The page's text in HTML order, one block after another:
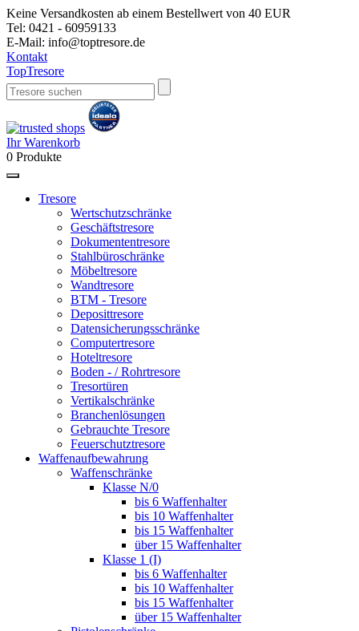
Keine Versandkosten ab einem Bestellwert von 40 EUR
Tel: 0421 - 60959133
E-Mail: info@toptresore.de
Kontakt
TopTresore
Ihr Warenkorb
0 Produkte
Tresore
Wertschutzschränke
Geschäftstresore
Dokumententresore
Stahlbüroschränke
Möbeltresore
Wandtresore
BTM - Tresore
Deposittresore
Datensicherungsschränke
Computertresore
Hoteltresore
Boden - / Rohrtresore
Tresortüren
Vertikalschränke
Branchenlösungen
Gebrauchte Tresore
Feuerschutztresore
Waffenaufbewahrung
Waffenschränke
Klasse N/0
bis 6 Waffenhalter
bis 10 Waffenhalter
bis 15 Waffenhalter
über 15 Waffenhalter
Klasse 1 (I)
bis 6 Waffenhalter
bis 10 Waffenhalter
bis 15 Waffenhalter
über 15 Waffenhalter